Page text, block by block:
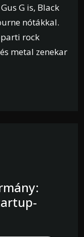
G is, Black
nótákkal.
rock
metal zenekar